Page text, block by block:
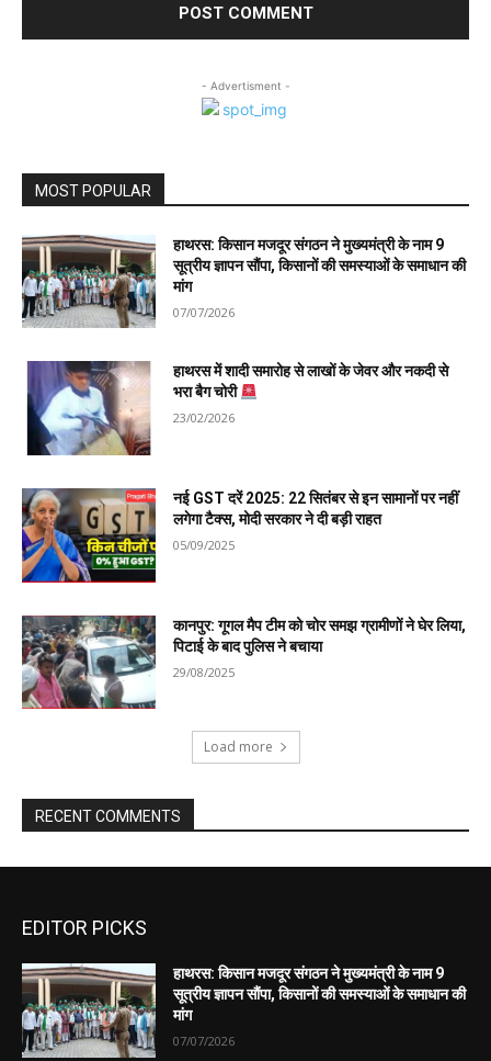
EDITOR PICKS
हाथरस: किसान मजदूर संगठन ने मुख्यमंत्री के नाम 9
सूत्रीय ज्ञापन सौंपा, किसानों की समस्याओं के समाधान की
मांग
07/07/2026